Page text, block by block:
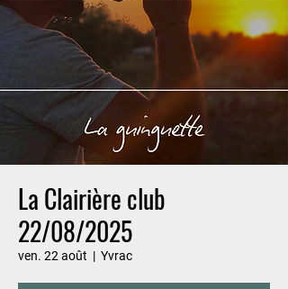
La Clairière club
22/08/2025
ven. 22 août
  |
Yvrac